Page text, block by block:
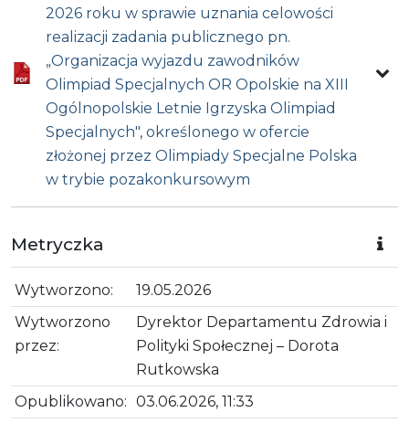
2026 roku w sprawie uznania celowości
realizacji zadania publicznego pn.
„Organizacja wyjazdu zawodników
Olimpiad Specjalnych OR Opolskie na XIII
Ogólnopolskie Letnie Igrzyska Olimpiad
Specjalnych", określonego w ofercie
złożonej przez Olimpiady Specjalne Polska
w trybie pozakonkursowym
Metryczka
Wytworzono:
19.05.2026
Wytworzono
przez:
Dyrektor Departamentu Zdrowia i
Polityki Społecznej – Dorota
Rutkowska
Opublikowano: 03.06.2026, 11:33